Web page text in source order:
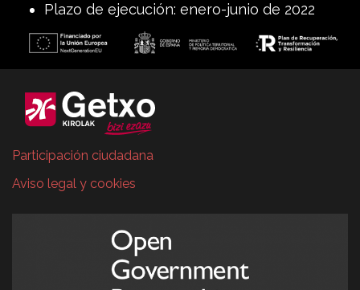
Plazo de ejecución: enero-junio de 2022
Participación ciudadana
Aviso legal y cookies